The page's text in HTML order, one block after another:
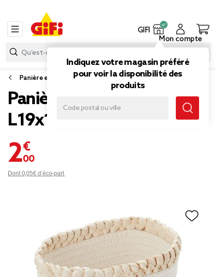
GIFI
Indiquez votre magasin préféré
pour voir la disponibilité des
produits
Mon compte
Panière et boîte de rangement
Panière rectangulaire
L19x13 cm
2,00 €
Dont 0,05€ d’éco-part